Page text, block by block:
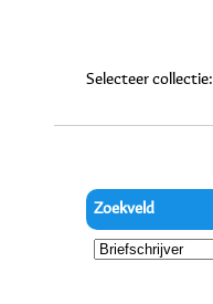
Selecteer collectie:
Zoekveld